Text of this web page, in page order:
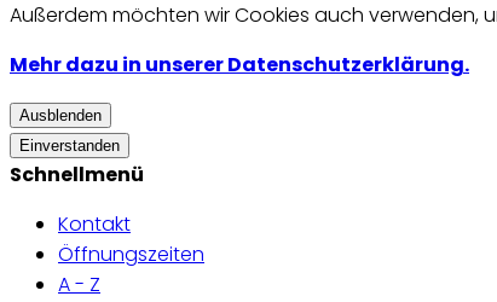
Außerdem möchten wir Cookies auch verwenden,
Mehr dazu in unserer Datenschutzerklärung.
Ausblenden
Einverstanden
Schnellmenü
Kontakt
Öffnungszeiten
A - Z